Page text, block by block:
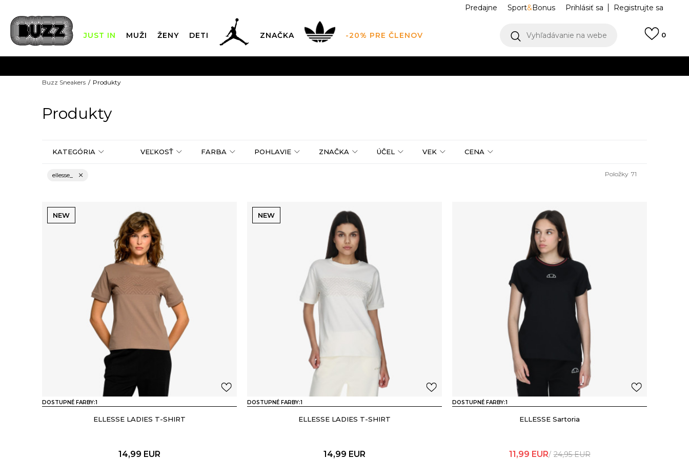
Prihlásiť sa Registrujte sa
Predajne Sport&Bonus
JUST IN MUŽI ŽENY DETI ZNAČKA -20% PRE ČLENOV Vyhľadávanie na webe 0
Buzz Sneakers Produkty
Produkty
KATEGÓRIA VEĽKOSŤ FARBA POHLAVIE ZNAČKA ÚČEL VEK CENA
ellesse_ 71
Položky
NEW
DOSTUPNÉ FARBY:1
ELLESSE LADIES T-SHIRT
14,99 EUR
NEW
DOSTUPNÉ FARBY:1
ELLESSE LADIES T-SHIRT
14,99 EUR
DOSTUPNÉ FARBY:1
ELLESSE Sartoria
11,99 EUR 24,95EUR